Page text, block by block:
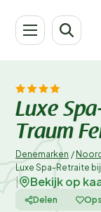
Luxe
Traum
Denemarken /
Luxe Spa-Retraite
Bekijk op
Delen